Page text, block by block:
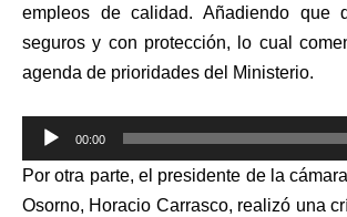
empleos de calidad. Añadiendo que
seguros y con protección, lo cual
agenda de prioridades del Ministerio.
Reproductor
de
audio
00:00
Por otra parte, el presidente de la
Osorno, Horacio Carrasco, realizó una